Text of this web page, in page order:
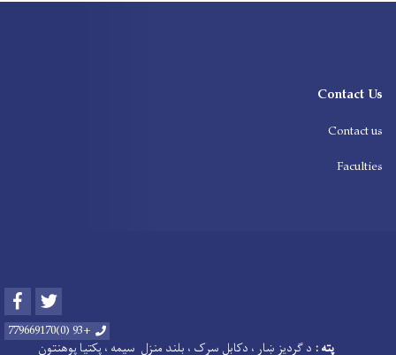
Contact Us
Contact us
Faculties
Facebook
+93 (0)779669170
پته : دګردیز ښار ، دکابل سړک ، بلند منزل سیمه ، پکتیا پوهنتون